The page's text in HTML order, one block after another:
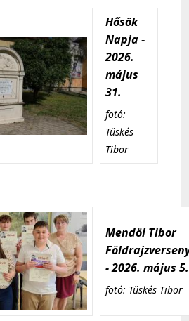
Hősök
Napja -
2026.
május
31.
fotó:
Tüskés
Tibor
Mendöl Tibor
- 2026. május 5.
fotó: Tüskés Tibor